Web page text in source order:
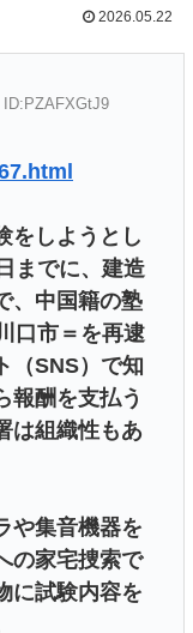
2026.05.22
ID:PZAFXGtJ9
をしようとし
までに、建造
、中国籍の塾
口市＝を再逮
（SNS）で知
報酬を支払う
は組織性もあ
や集音機器を
の家宅捜索で
に試験内容を